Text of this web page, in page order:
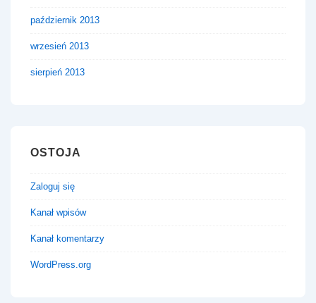
październik 2013
wrzesień 2013
sierpień 2013
OSTOJA
Zaloguj się
Kanał wpisów
Kanał komentarzy
WordPress.org